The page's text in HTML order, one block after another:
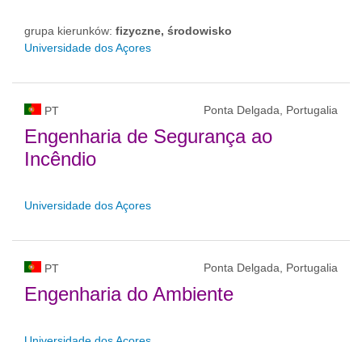
grupa kierunków: fizyczne, środowisko
Universidade dos Açores
PT Ponta Delgada, Portugalia
Engenharia de Segurança ao
Incêndio
Universidade dos Açores
PT Ponta Delgada, Portugalia
Engenharia do Ambiente